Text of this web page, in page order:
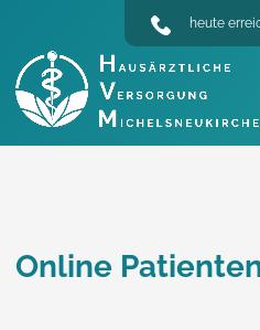
heute
Online